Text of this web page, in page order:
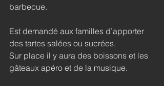
barbecue.
Est demandé aux familles d’apporter
des tartes salées ou sucrées.
Sur place il y aura des boissons et les
gâteaux apéro et de la musique.